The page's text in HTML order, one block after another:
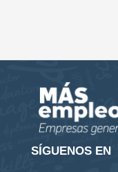
SÍGUENOS EN